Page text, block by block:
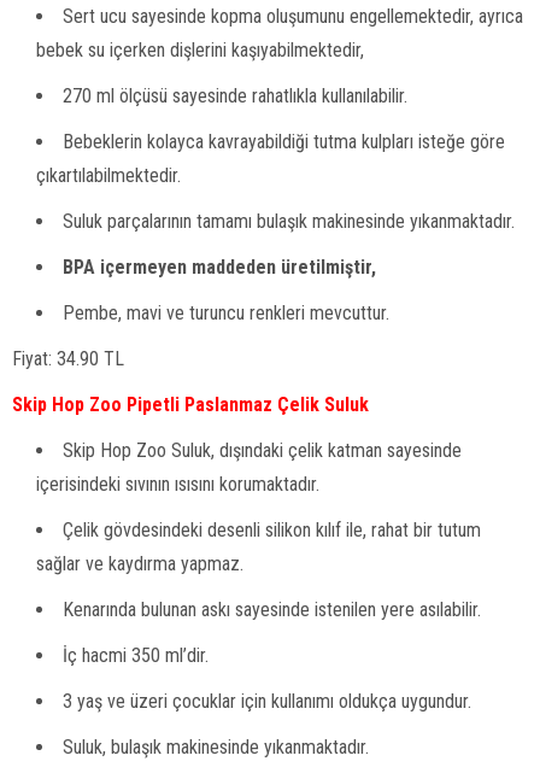
Sert ucu sayesinde kopma oluşumunu engellemektedir, ayrıca
bebek su içerken dişlerini kaşıyabilmektedir,
270 ml ölçüsü sayesinde rahatlıkla kullanılabilir.
Bebeklerin kolayca kavrayabildiği tutma kulpları isteğe göre
çıkartılabilmektedir.
Suluk parçalarının tamamı bulaşık makinesinde yıkanmaktadır.
BPA içermeyen maddeden üretilmiştir,
Pembe, mavi ve turuncu renkleri mevcuttur.
Fiyat: 34.90 TL
Skip Hop Zoo Pipetli Paslanmaz Çelik Suluk
Skip Hop Zoo Suluk, dışındaki çelik katman sayesinde
içerisindeki sıvının ısısını korumaktadır.
Çelik gövdesindeki desenli silikon kılıf ile, rahat bir tutum
sağlar ve kaydırma yapmaz.
Kenarında bulunan askı sayesinde istenilen yere asılabilir.
İç hacmi 350 ml’dir.
3 yaş ve üzeri çocuklar için kullanımı oldukça uygundur.
Suluk, bulaşık makinesinde yıkanmaktadır.